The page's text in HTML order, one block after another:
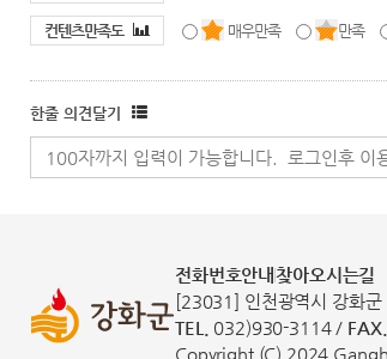
컨텐츠만족도 매우만족 만족
한줄 의견달기
전화번호안내찾아오시는길
[23031] 인천광역시 강화
TEL.
032)930-3114 / FAX.
Copyright (C) 2024